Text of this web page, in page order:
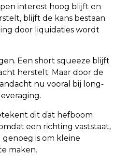
interest hoog blijft en
blijft de kans bestaan
door liquidaties wordt
Een short squeeze blijft
herstelt. Maar door de
nu vooral bij long-
dit dat hefboom
een richting vaststaat,
is om kleine
maken.